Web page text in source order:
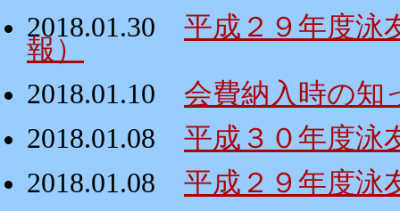
2018.01.30
平成２９年度泳
報）
2018.01.10
会費納入時の知
2018.01.08
平成３０年度泳
2018.01.08
平成２９年度泳